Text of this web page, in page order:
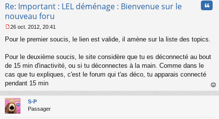
Re: Important : LEL déménage : Bienvenue sur le
nouveau foru
e
g
e
n
o
n
l
u
26 oct. 2012, 20:41
Pour le premier soucis, le lien est valide, il amène sur la liste des topics.
Pour le deuxième soucis, le site considère que tu es déconnecté au bout
de 15 min d'inactivité, ou si tu déconnectes à la main. Comme dans le
cas que tu expliques, c'est le forum qui t'as déco, tu apparais connecté
pendant 15 min
au
S-P
Passager